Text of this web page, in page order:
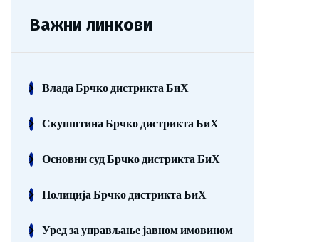
Важни линкови
Влада Брчко дистрикта БиХ
Скупштина Брчко дистрикта БиХ
Основни суд Брчко дистрикта БиХ
Полиција Брчко дистрикта БиХ
Уред за управљање јавном имовином